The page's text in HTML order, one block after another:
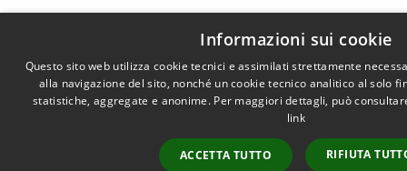
Informazioni sui cookie
Questo sito web utilizza cookie tecnici e assimilati strettamente
alla navigazione del sito, nonché un cookie tecnico analitico al solo
statistiche, aggregate e anonime. Per maggiori dettagli, può
link
ACCETTA TUTTO RIFIUTA